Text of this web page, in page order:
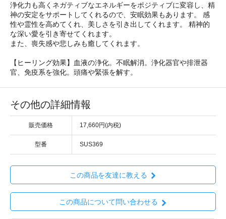
浄化力も高くネガティブなエネルギーをポジティブに変容し、精
神の安定をサポートしてくれるので、安眠効果もあります。 感
性や霊性を高めてくれ、美しさを引き出してくれます。 精神的
な深い愛を引き寄せてくれます。
また、喪失感や悲しみも癒してくれます。
【ヒーリング効果】血液の浄化。不眠解消。浄化器官や排泄器
官、免疫系を強化。頭痛や緊張を解す。
その他の詳細情報
販売価格 17,660円(内税)
型番 SUS369
この商品を友達に教える
この商品について問い合わせる